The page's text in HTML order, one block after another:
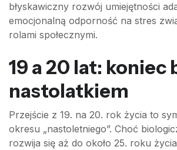
błyskawiczny rozwój umiejętności
emocjonalną odporność na stres
rolami społecznymi.
19 a 20 lat: koniec
nastolatkiem
Przejście z 19. na 20. rok życia to
okresu „nastoletniego”. Choć
rozwija się aż do około 25. roku